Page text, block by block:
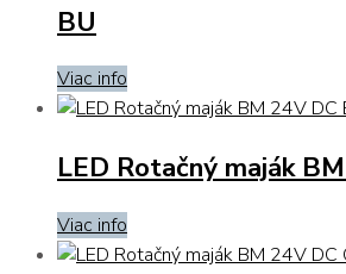
BU
Viac info
LED Rotačný maják
Viac info